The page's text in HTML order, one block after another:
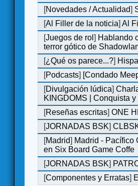
[Novedades / Actualidad]
[Al Filler de la noticia]Al
[Juegos de rol] Hablando
terror gótico de
[¿Qué os parece...?]
[Podcasts] [Condado
[Divulgación lúdica]
KINGDOMS | Conquista y
[Reseñas escritas]ONE
[JORNADAS BSK]
[Madrid] Madrid - Pacífico
en Six Board Game Coffe
[JORNADAS BSK]
[Componentes y Erratas]